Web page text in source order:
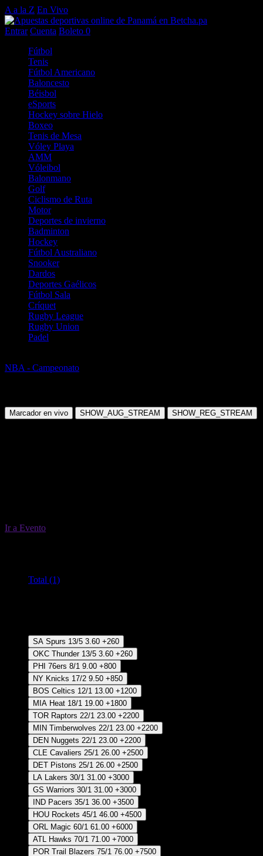
A a la Z En Vivo
Entrar Cuenta Boleto 0
Fútbol
Tenis
Fútbol Americano
Baloncesto
Béisbol
eSports
Hockey sobre Hielo
Boxeo
Tenis de Mesa
Vóley Playa
AMM
Vóleibol
Balonmano
Golf
Ciclismo de Ruta
Motor
Deportes de invierno
Badminton
Hockey
Fútbol Australiano
Snooker
Dardos
Deportes Gaélicos
Fútbol Sala
Críquet
Rugby League
Rugby Union
Padel
NBA - Campeonato
Marcador en vivo SHOW_AUG_STREAM SHOW_REG_STREAM
Ir a Evento
Total (1)
SA Spurs 13/5 3.60 +260
OKC Thunder 13/5 3.60 +260
PHI 76ers 8/1 9.00 +800
NY Knicks 17/2 9.50 +850
BOS Celtics 12/1 13.00 +1200
MIA Heat 18/1 19.00 +1800
TOR Raptors 22/1 23.00 +2200
MIN Timberwolves 22/1 23.00 +2200
DEN Nuggets 22/1 23.00 +2200
CLE Cavaliers 25/1 26.00 +2500
DET Pistons 25/1 26.00 +2500
LA Lakers 30/1 31.00 +3000
GS Warriors 30/1 31.00 +3000
IND Pacers 35/1 36.00 +3500
HOU Rockets 45/1 46.00 +4500
ORL Magic 60/1 61.00 +6000
ATL Hawks 70/1 71.00 +7000
POR Trail Blazers 75/1 76.00 +7500